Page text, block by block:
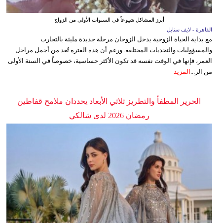
أبرز المشاكل شيوعاً في السنوات الأولى من الزواج
القاهرة - لايف ستايل
مع بداية الحياة الزوجية يدخل الزوجان مرحلة جديدة مليئة بالتجارب
والمسؤوليات والتحديات المختلفة. ورغم أن هذه الفترة تُعد من أجمل مراحل
العمر، فإنها في الوقت نفسه قد تكون الأكثر حساسية، خصوصاً في السنة الأولى
من الز...
المزيد
الحرير المطفأ والتطريز ثلاثي الأبعاد يحددان ملامح قفاطين
رمضان 2026 لدى شالكي